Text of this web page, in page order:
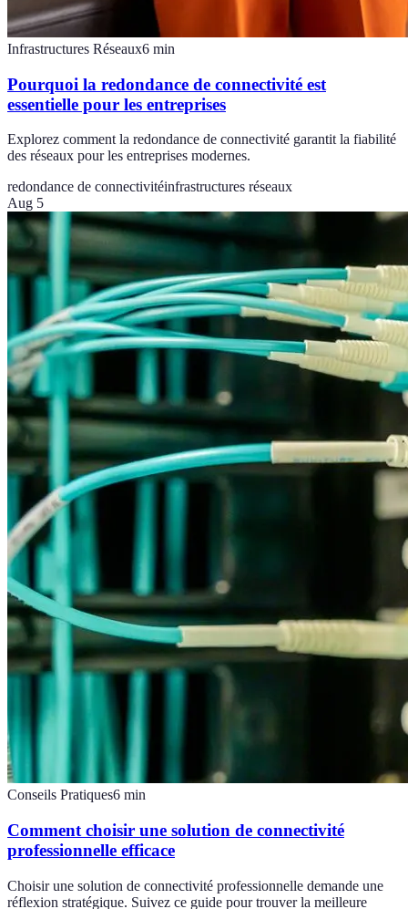
Infrastructures Réseaux6 min
Pourquoi la redondance de connectivité est
essentielle pour les entreprises
Explorez comment la redondance de connectivité garantit la fiabilité
des réseaux pour les entreprises modernes.
redondance de connectivitéinfrastructures réseaux
Aug 5
Conseils Pratiques6 min
Comment choisir une solution de connectivité
professionnelle efficace
Choisir une solution de connectivité professionnelle demande une
réflexion stratégique. Suivez ce guide pour trouver la meilleure